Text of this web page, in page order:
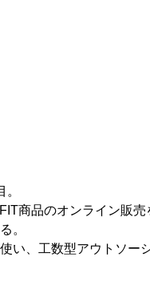
商品のオンライン販
。
い、工数型アウトソー